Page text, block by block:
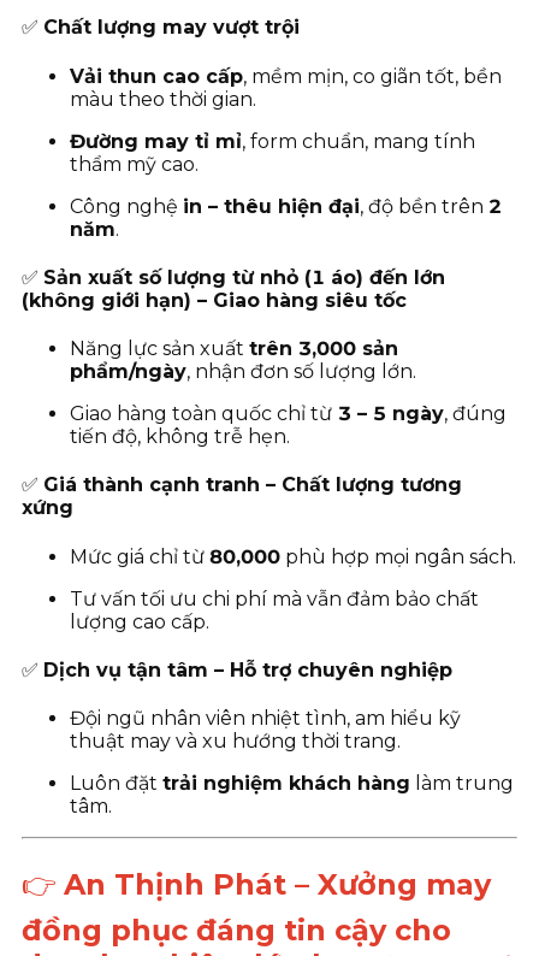
✅ Chất lượng may vượt trội
Vải thun cao cấp, mềm mịn, co giãn tốt, bền
màu theo thời gian.
Đường may tỉ mỉ, form chuẩn, mang tính
thẩm mỹ cao.
Công nghệ in – thêu hiện đại, độ bền trên 2
năm.
✅ Sản xuất số lượng từ nhỏ (1 áo) đến lớn
(không giới hạn) – Giao hàng siêu tốc
Năng lực sản xuất trên 3,000 sản
phẩm/ngày, nhận đơn số lượng lớn.
Giao hàng toàn quốc chỉ từ 3 – 5 ngày, đúng
tiến độ, không trễ hẹn.
✅ Giá thành cạnh tranh – Chất lượng tương
xứng
Mức giá chỉ từ 80,000 phù hợp mọi ngân sách.
Tư vấn tối ưu chi phí mà vẫn đảm bảo chất
lượng cao cấp.
✅ Dịch vụ tận tâm – Hỗ trợ chuyên nghiệp
Đội ngũ nhân viên nhiệt tình, am hiểu kỹ
thuật may và xu hướng thời trang.
Luôn đặt trải nghiệm khách hàng làm trung
tâm.
👉 An Thịnh Phát – Xưởng may
đồng phục đáng tin cậy cho